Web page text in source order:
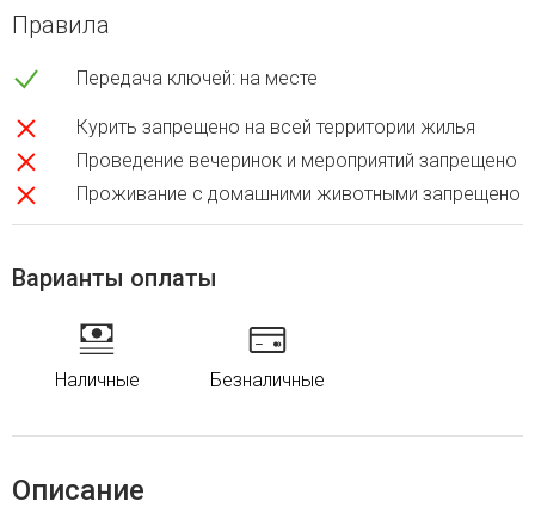
Правила
Передача ключей: на месте
Курить запрещено на всей территории жилья
Проведение вечеринок и мероприятий запрещено
Проживание с домашними животными запрещено
Варианты оплаты
Наличные Безналичные
Описание